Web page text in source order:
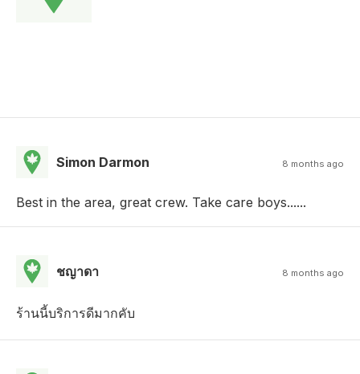
Simon Darmon 8 months ago
Best in the area, great crew. Take care boys......
ชญาดา 8 months ago
ร้านนี้บริการดีมากคับ